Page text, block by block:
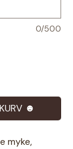
0/500
☻
myke,